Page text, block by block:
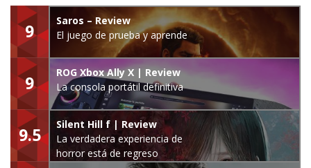
9
Saros – Review
El juego de prueba y aprende
9
ROG Xbox Ally X | Review
La consola portátil definitiva
9.5
Silent Hill f | Review
La verdadera experiencia de
horror está de regreso